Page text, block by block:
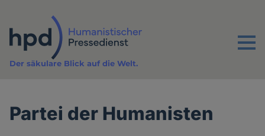
Inhalt
Menu
Der säkulare Blick auf die Welt.
Partei der Humanisten